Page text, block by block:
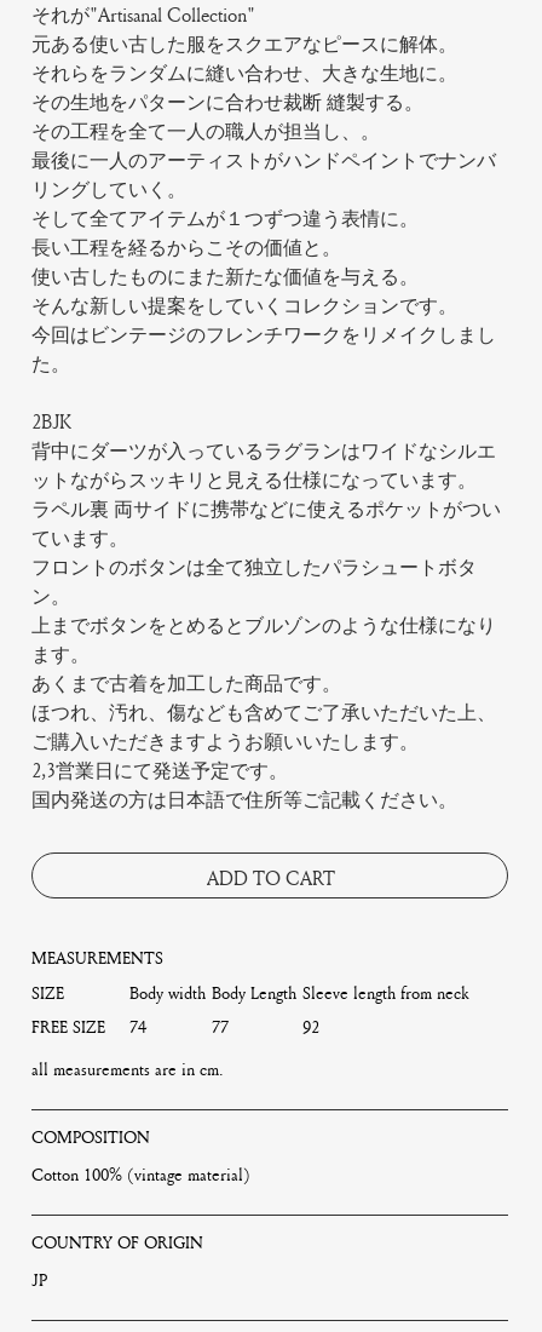
それが"Artisanal Collection"
元ある使い古した服をスクエアなピースに解体。
それらをランダムに縫い合わせ、大きな生地に。
その生地をパターンに合わせ裁断 縫製する。
その工程を全て一人の職人が担当し、。
最後に一人のアーティストがハンドペイントでナンバ
リングしていく。
そして全てアイテムが１つずつ違う表情に。
長い工程を経るからこその価値と。
使い古したものにまた新たな価値を与える。
そんな新しい提案をしていくコレクションです。
今回はビンテージのフレンチワークをリメイクしまし
た。
2BJK
背中にダーツが入っているラグランはワイドなシルエ
ットながらスッキリと見える仕様になっています。
ラペル裏 両サイドに携帯などに使えるポケットがつい
ています。
フロントのボタンは全て独立したパラシュートボタ
ン。
上までボタンをとめるとブルゾンのような仕様になり
ます。
あくまで古着を加工した商品です。
ほつれ、汚れ、傷なども含めてご了承いただいた上、
ご購入いただきますようお願いいたします。
2,3営業日にて発送予定です。
国内発送の方は日本語で住所等ご記載ください。
ADD TO CART
MEASUREMENTS
SIZE
Body width Body Length Sleeve length from neck
FREE SIZE
74 77
92
all measurements are in cm.
COMPOSITION
Cotton 100% (vintage material)
COUNTRY OF ORIGIN
JP